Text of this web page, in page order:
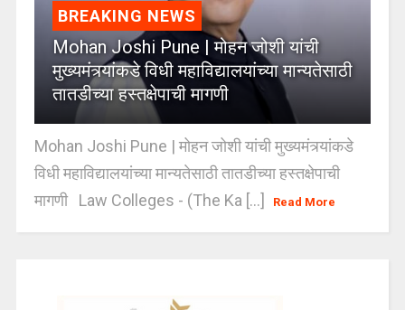
BREAKING NEWS
Mohan Joshi Pune | मोहन जोशी यांची
मुख्यमंत्र्यांकडे विधी महाविद्यालयांच्या मान्यतेसाठी
तातडीच्या हस्तक्षेपाची मागणी
Mohan Joshi Pune | मोहन जोशी यांची मुख्यमंत्र्यांकडे
विधी महाविद्यालयांच्या मान्यतेसाठी तातडीच्या हस्तक्षेपाची
मागणी Law Colleges - (The Ka [...]
Read More